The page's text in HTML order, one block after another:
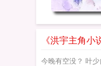
《洪宇主角
今晚有空没？ 叶